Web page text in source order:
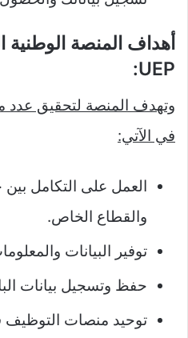
أهداف المنصة
UEP:
وتهدف المنصة لتحقيق عدد
في الآتي:
العمل على التكامل بين
والقطاع الخاص.
توفير البيانات
حفظ وتسجيل بيانات
توحيد منصات التوظيف